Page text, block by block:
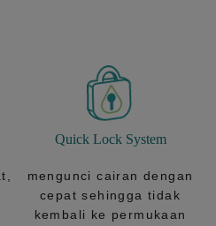
Quick Lock System
mengunci cairan dengan
cepat sehingga tidak
kembali ke permukaan